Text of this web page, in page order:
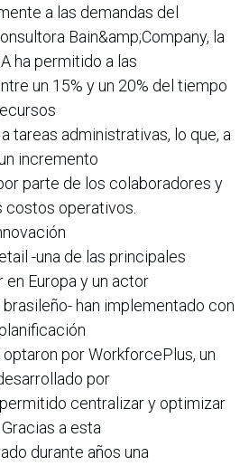
a las demandas del
Bain&amp;Company, la
ha permitido a las
un 15% y un 20% del tiempo
tareas administrativas, lo que, a
incremento
parte de los colaboradores y
costos operativos.
-una de las principales
Europa y un actor
han implementado con
por WorkforcePlus, un
por
centralizar y optimizar
a esta
durante años una